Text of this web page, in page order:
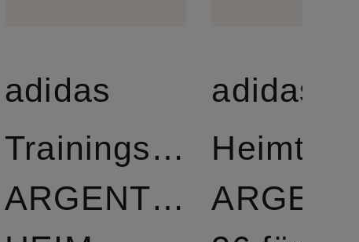
adidas
Trainingsjacke
ARGENTINIEN
adidas